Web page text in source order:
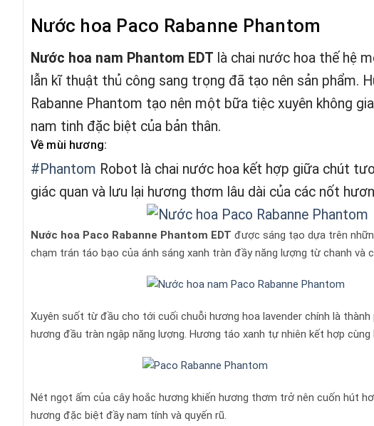
Nước hoa Paco Rabanne Phantom
Nước hoa nam Phantom EDT là chai nước hoa thế hệ
lẫn kĩ thuật thủ công sang trọng đã tạo nên sản phẩm.
Rabanne Phantom tạo nên một bữa tiệc xuyên không
nam tinh đặc biệt của bản thân.
Về mùi hương:
#Phantom Robot là chai nước hoa kết hợp giữa chút
giác quan và lưu lại hương thơm lâu dài của các nốt
Nước hoa Paco Rabanne Phantom EDT được sáng tạo dựa trên
chạm trán táo bạo của ánh sáng xanh tràn đầy năng lượng từ chanh và
Xuyên suốt từ đầu cho tới cuối chuỗi hương hoa lavender chính là
hương đầu tràn ngập năng lượng. Hương táo xanh tự nhiên kết hợp
Nét ngọt ấm của cây hoắc hương khiến hương thơm trở nên cuốn hút
hương đặc biệt đầy nam tính và quyến rũ.